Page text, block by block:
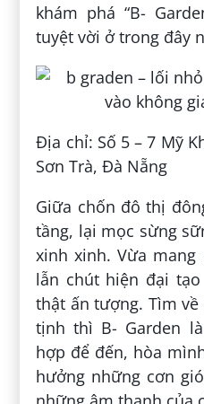
khám phá “B-
tuyệt vời ở trong đây
Địa chỉ: Số 5 – 7 Mỹ
Sơn Trà, Đà Nẵng
Giữa chốn đô thị
tầng, lại mọc sừng
xinh xinh. Vừa
lẫn chút hiện đại
thật ấn tượng. Tìm
tịnh thì B- Garden
hợp để đến, hòa
hưởng những cơn